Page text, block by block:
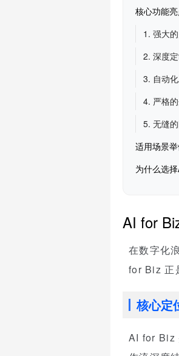
核心功能
1. 强大
2. 深度
3. 自动
4. 严格
5. 无缝
适用场景
为什么选
AI for
在数字化
for Biz 正
核心定
AI for Biz